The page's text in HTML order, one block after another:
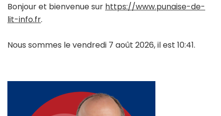
Bonjour et bienvenue sur https://www.punaise-de-
lit-info.fr.
Nous sommes le vendredi 7 août 2026, il est 10:41.